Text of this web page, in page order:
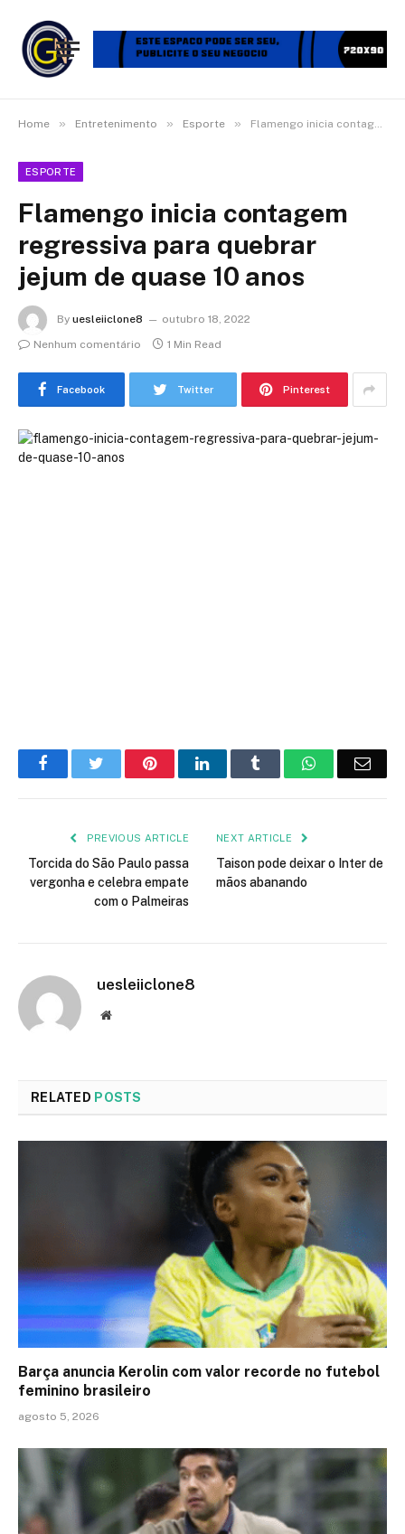
Home » Entretenimento » Esporte » Flamengo inicia contagem regressiva para quebrar jejum de quase 10 anos
ESPORTE
Flamengo inicia contagem
regressiva para quebrar
jejum de quase 10 anos
By uesleiiclone8
outubro 18, 2022
Nenhum comentário
1 Min Read
Facebook Twitter Pinterest
FacebookTwitter PinterestLinkedIn Tumblr WhatsApp
PREVIOUS ARTICLE
Torcida do São Paulo passa
vergonha e celebra empate
com o Palmeiras
NEXT ARTICLE
Taison pode deixar o Inter de
mãos abanando
uesleiiclone8
Website
RELATED POSTS
Barça anuncia Kerolin com valor recorde no futebol
feminino brasileiro
agosto 5, 2026